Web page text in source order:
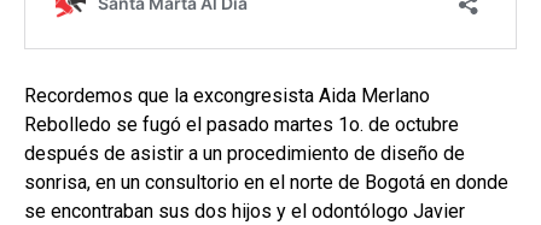
Recordemos que la excongresista Aida Merlano
Rebolledo se fugó el pasado martes 1o. de octubre
después de asistir a un procedimiento de diseño de
sonrisa, en un consultorio en el norte de Bogotá en donde
se encontraban sus dos hijos y el odontólogo Javier